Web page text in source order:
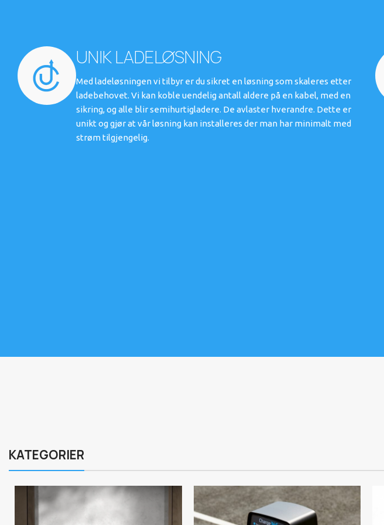
UNIK LADELØSNING
Med ladeløsningen vi tilbyr er du sikret en løsning som skaleres etter
ladebehovet. Vi kan koble uendelig antall aldere på en kabel, med en
sikring, og alle blir semihurtigladere. De avlaster hverandre. Dette er
unikt og gjør at vår løsning kan installeres der man har minimalt med
strøm tilgjengelig.
KATEGORIER